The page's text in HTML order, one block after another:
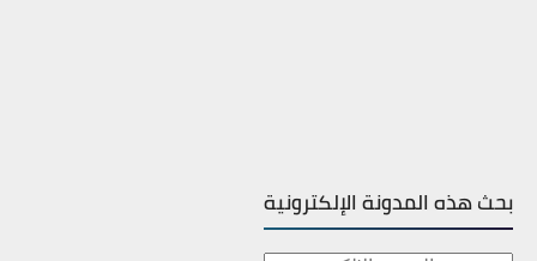
بحث هذه المدونة الإلكترونية